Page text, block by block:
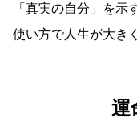
「真実の自分」を
使い方で人生が大き
運